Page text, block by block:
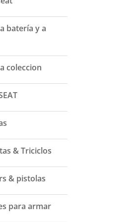
batería y a
coleccion
& Triciclos
& pistolas
para armar